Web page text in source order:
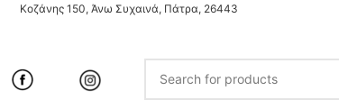
Κοζάνης 150, Άνω Συχαινά, Πάτρα, 26443